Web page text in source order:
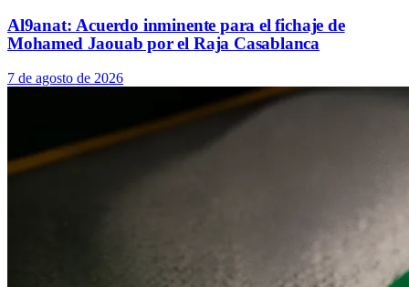
Al9anat: Acuerdo inminente para el fichaje de
Mohamed Jaouab por el Raja Casablanca
7 de agosto de 2026